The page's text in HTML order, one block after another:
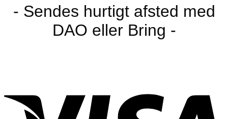
- Sendes hurtigt afsted med
DAO eller Bring -